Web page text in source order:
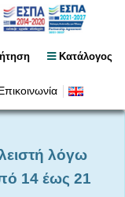
Κατάλογος
Επικοινωνία
λόγω
14 έως 21